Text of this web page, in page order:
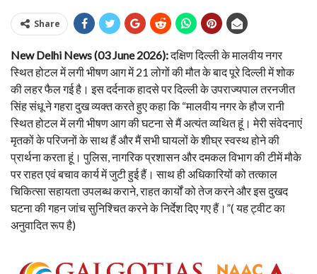
Share
New Delhi News (03 June 2026):दक्षिण दिल्ली के मालवीय नगर
स्थित होटल में लगी भीषण आग में 21 लोगों की मौत के बाद पूरे दिल्ली में शोक
की लहर फैल गई है। इस दर्दनाक हादसे पर दिल्ली के उपराज्यपाल तरनजीत
सिंह संधू ने गहरा दुख व्यक्त करते हुए कहा कि “मालवीय नगर के हौज रानी
स्थित होटल में लगी भीषण आग की घटना से मैं अत्यंत व्यथित हूं। मेरी संवेदनाएं
मृतकों के परिजनों के साथ हैं और मैं सभी घायलों के शीघ्र स्वस्थ होने की
प्रार्थना करता हूं। पुलिस, नागरिक प्रशासन और दमकल विभाग की टीमें मौके
पर राहत एवं बचाव कार्य में जुटी हुई हैं। साथ ही अधिकारियों को तत्काल
चिकित्सा सहायता उपलब्ध कराने, राहत कार्यों को तेज करने और इस दुखद
घटना की गहन जांच सुनिश्चित करने के निर्देश दिए गए हैं।”( यह ट्वीट का
अनुवादित रूप है)